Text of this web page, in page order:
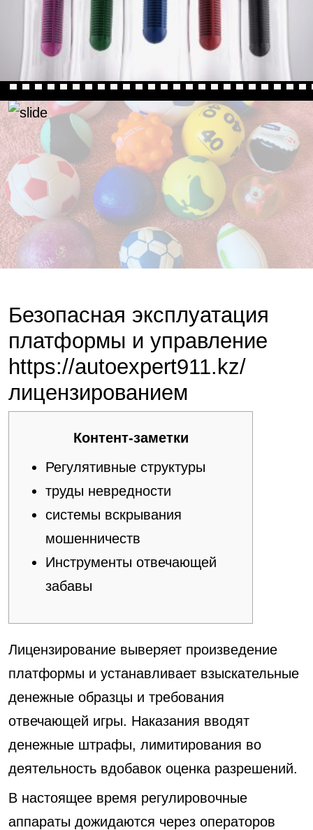
Безопасная эксплуатация
платформы и управление
https://autoexpert911.kz/
лицензированием
Контент-заметки
Регулятивные структуры
труды невредности
системы вскрывания
мошенничеств
Инструменты отвечающей
забавы
Лицензирование выверяет произведение
платформы и устанавливает взыскательные
денежные образцы и требования
отвечающей игры. Наказания вводят
денежные штрафы, лимитирования во
деятельность вдобавок оценка разрешений.
В настоящее время регулировочные
аппараты дожидаются через операторов